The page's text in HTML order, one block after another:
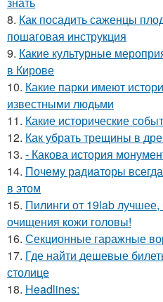
8. Как посадить саженцы
пошаговая инструкция
9. Какие культурные
в Кирове
10. Какие парки имеют
известными людьми
11. Какие исторические
12. Как убрать трещины в
13. - Какова история
14. Почему радиаторы
в этом
15. Пилинги от 19lab
очищения кожи головы!
16. Секционные гаражные
17. Где найти дешевые
столице
18. Headlines: